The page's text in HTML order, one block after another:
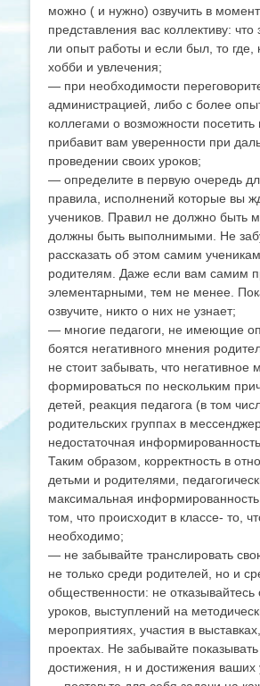
можно ( и нужно) озвучить в момент
представления вас коллективу:
ли опыт работы и если был, то где,
хобби и увлечения;
— при необходимости
администрацией, либо с более
коллегами о возможности посетить
прибавит вам уверенности при
проведении своих уроков;
— определите в первую очередь
правила, исполнений которые вы
учеников. Правил не должно быть
должны быть выполнимыми. Не
рассказать об этом самим
родителям. Даже если вам самим
элементарными, тем не менее.
озвучите, никто о них не узнает;
— многие педагоги, не имеющие
боятся негативного мнения
не стоит забывать, что
формироваться по нескольким
детей, реакция педагога (в том
родительских группах в
недостаточная
Таким образом, корректность в
детьми и родителями,
максимальная
том, что происходит в классе- то,
необходимо;
— не забывайте транслировать
не только среди родителей, но и
общественности: не отказывайтесь
уроков, выступлений на
мероприятиях, участия в
проектах. Не забывайте
достижения, н и достижения ваших